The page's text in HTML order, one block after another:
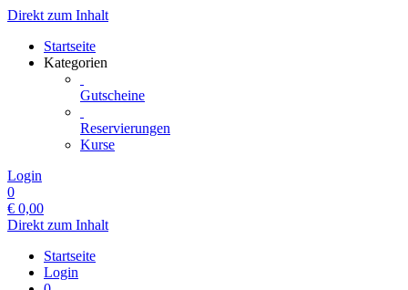
Direkt zum Inhalt
Startseite
Kategorien
Gutscheine
Reservierungen
Kurse
Login
0
€ 0,00
Direkt zum Inhalt
Startseite
Login